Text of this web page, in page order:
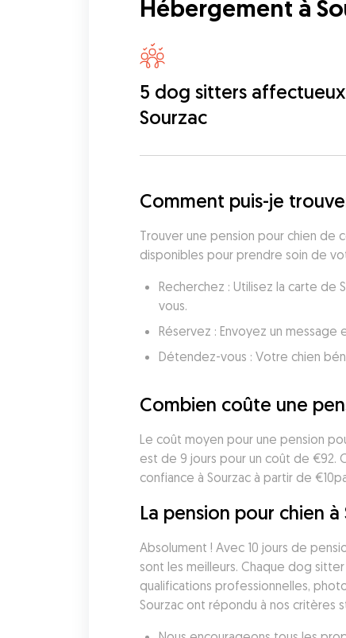
Hébergement à
5 dog sitters
Sourzac
Comment puis-je
Trouver une pension pour chien de
disponibles pour prendre soin de
Recherchez : Utilisez la carte
vous.
Réservez : Envoyez un
Détendez-vous : Votre chien
Combien coûte une
Le coût moyen pour une pension
est de 9 jours pour un coût de €92.
confiance à Sourzac à partir de
La pension pour chien
Absolument ! Avec 10 jours de
sont les meilleurs. Chaque dog
qualifications professionnelles,
Sourzac ont répondu à nos critères